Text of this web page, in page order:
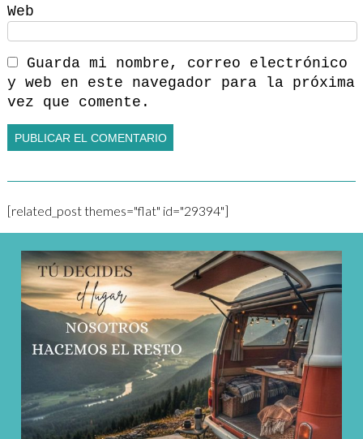
Web
Guarda mi nombre, correo electrónico
y web en este navegador para la próxima
vez que comente.
[related_post themes="flat" id="29394"]